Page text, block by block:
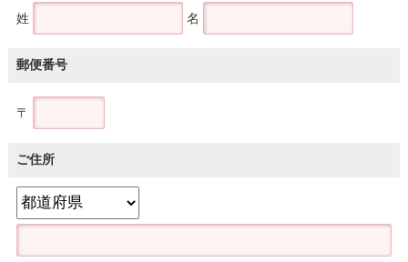
姓 名
郵便番号
〒
ご住所